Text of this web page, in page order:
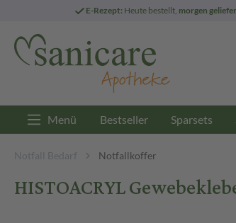
E-Rezept: Heute bestellt, morgen
Menü Bestseller Sparsets
Notfall Bedarf Notfallkoffer
HISTOACRYL